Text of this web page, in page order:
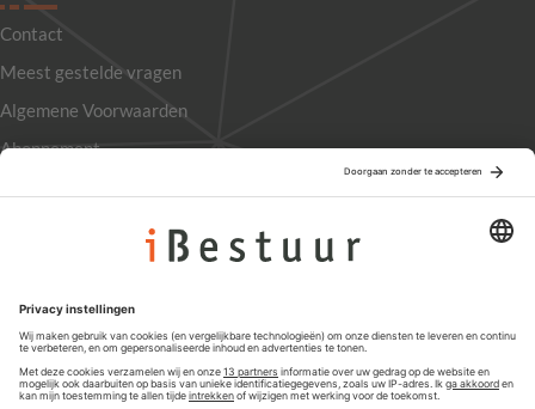
Contact
Meest gestelde vragen
Algemene Voorwaarden
Abonnement
Privacyinstellingen